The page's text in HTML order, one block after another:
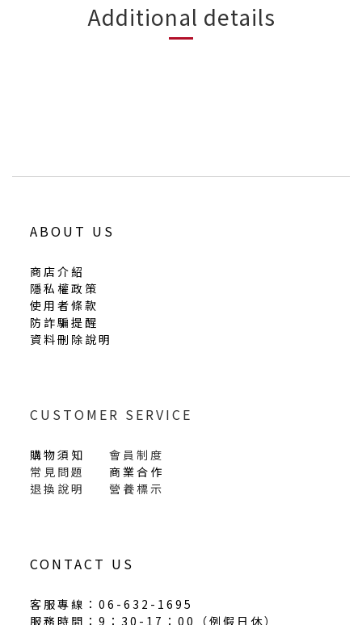
Additional details
ABOUT US
商店介紹
隱私權政策
使用者條款
防詐騙提醒
資料刪除說明
CUSTOMER SERVICE
購物須知
會員制度
常見問題
商業合作
退換說明
營養標示
CONTACT US
客服專線：06-632-1695
服務時間：9：30-17：00（例假日休）